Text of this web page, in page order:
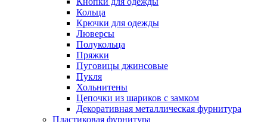
Кольца
Крючки для одежды
Люверсы
Полукольца
Пряжки
Пуговицы джинсовые
Пукля
Хольнитены
Цепочки из шариков с замком
Декоративная металлическая фурнитура
Пластиковая фурнитура